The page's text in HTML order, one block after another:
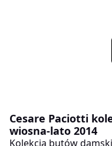
Cesare Paciotti
wiosna-lato 2014
Kolekcja butów